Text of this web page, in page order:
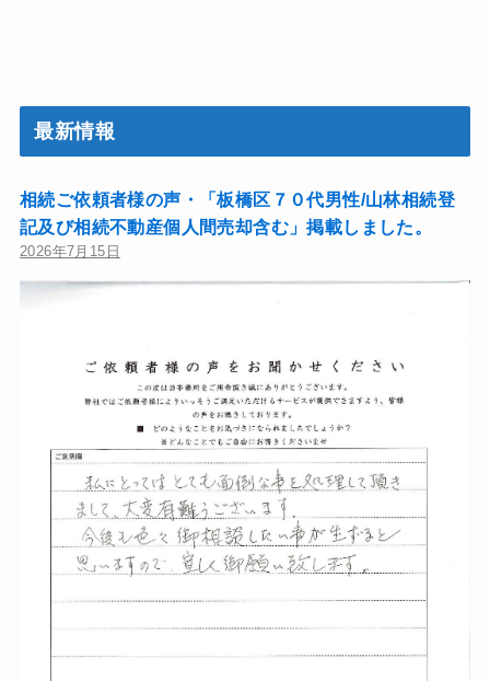
最新情報
相続ご依頼者様の声・「板橋区７０代男性/山林相続登
記及び相続不動産個人間売却含む」掲載しました。
2026年7月15日